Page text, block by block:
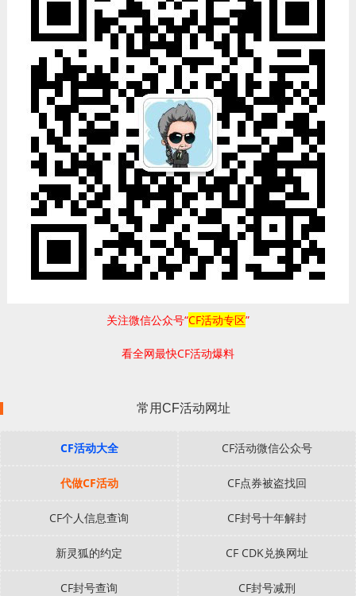
关注微信公众号“CF活动专区”
看全网最快CF活动爆料
常用CF活动网址
CF活动大全 CF活动微信公众号
代做CF活动 CF点券被盗找回
CF个人信息查询 CF封号十年解封
新灵狐的约定 CF CDK兑换网址
CF封号查询 CF封号减刑